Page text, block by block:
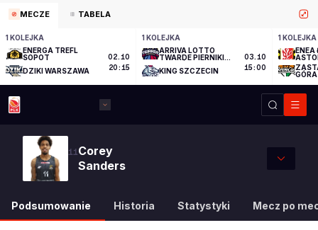
MECZE TABELA
1 KOLEJKA
ENERGA TREFL
SOPOT
DZIKI WARSZAWA
02.10
20:15
1 KOLEJKA
ARRIVA LOTTO
TWARDE PIERNIKI
KING SZCZECIN
03.10
15:00
1 KOLEJKA
ENEA
GÓRA
11Corey
Sanders
Podsumowanie Historia Statystyki Mecz po